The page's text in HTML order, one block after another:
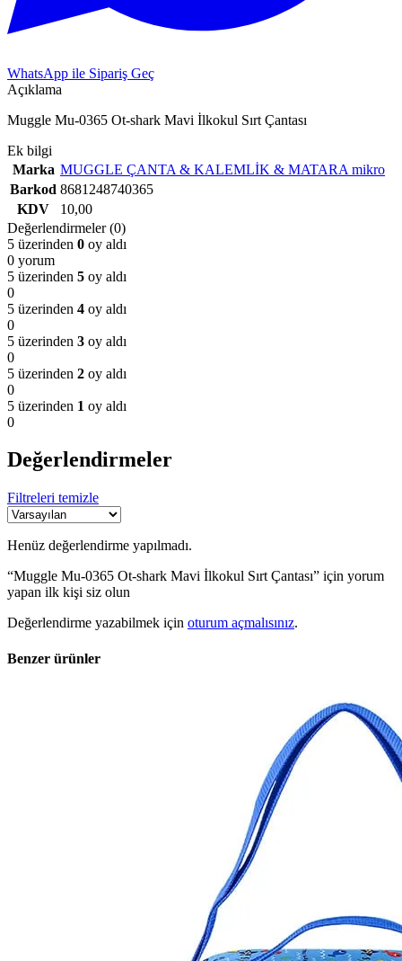
WhatsApp ile Sipariş Geç
Açıklama
Muggle Mu-0365 Ot-shark Mavi İlkokul Sırt Çantası
Ek bilgi
Marka MUGGLE ÇANTA & KALEMLİK & MATARA mikro
Barkod 8681248740365
KDV
10,00
Değerlendirmeler (0)
5 üzerinden 0 oy aldı
0 yorum
5 üzerinden 5 oy aldı
0
5 üzerinden 4 oy aldı
0
5 üzerinden 3 oy aldı
0
5 üzerinden 2 oy aldı
0
5 üzerinden 1 oy aldı
0
Değerlendirmeler
Filtreleri temizle
Henüz değerlendirme yapılmadı.
“Muggle Mu-0365 Ot-shark Mavi İlkokul Sırt Çantası” için yorum
yapan ilk kişi siz olun
Değerlendirme yazabilmek için oturum açmalısınız.
Benzer ürünler